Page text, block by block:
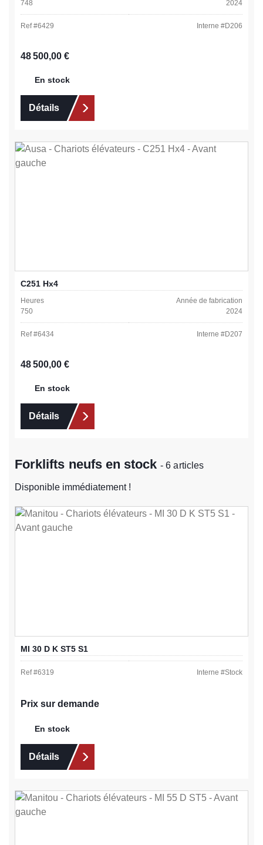
748
2024
Ref #6429 Interne #D206
Prix régulier :
48 500,00 €
En stock
Détails
C251 Hx4
Heures
750
Année de fabrication
2024
Ref #6434 Interne #D207
Prix régulier :
48 500,00 €
En stock
Détails
Forklifts neufs en stock- 6 articles
Disponible immédiatement !
MI 30 D K ST5 S1
Ref #6319 Interne #Stock
Prix sur demande
En stock
Détails